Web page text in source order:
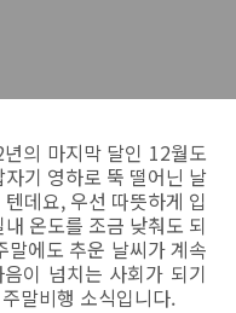
의 마지막 달인 12월도
기 영하로 뚝 떨어닌 날
데요, 우선 따뜻하게 입
온도를 조금 낮춰도 되
에도 추운 날씨가 계속
이 넘치는 사회가 되기
말비행 소식입니다.